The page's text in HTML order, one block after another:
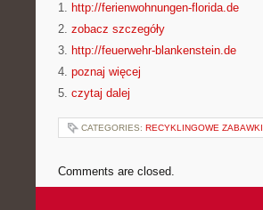
1. http://ferienwohnungen-florida.de
2. zobacz szczegóły
3. http://feuerwehr-blankenstein.de
4. poznaj więcej
5. czytaj dalej
CATEGORIES: RECYKLINGOWE ZABAWKI
Comments are closed.